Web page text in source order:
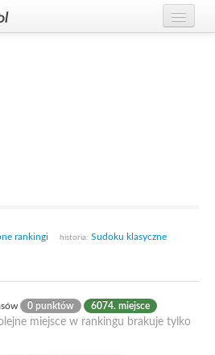
rankingi historia: Sudoku klasyczne
0 punktów 6074. miejsce
miejsce w rankingu brakuje tylko